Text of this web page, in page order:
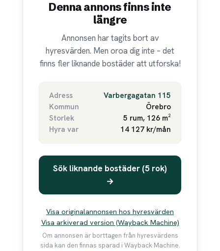
Denna annons finns inte
längre
Annonsen har tagits bort av
hyresvärden. Men oroa dig inte – det
finns fler liknande bostäder att utforska!
Adress
Varbergagatan 115
Kommun
Örebro
Storlek
5 rum, 126 m²
Hyra var
14 127 kr/mån
Sök liknande bostäder (5 rok)
→
Visa originalannonsen hos hyresvärden
Visa arkiverad version (Wayback Machine)
Om annonsen är borttagen från hyresvärdens
sida kan den finnas sparad i Wayback Machine.